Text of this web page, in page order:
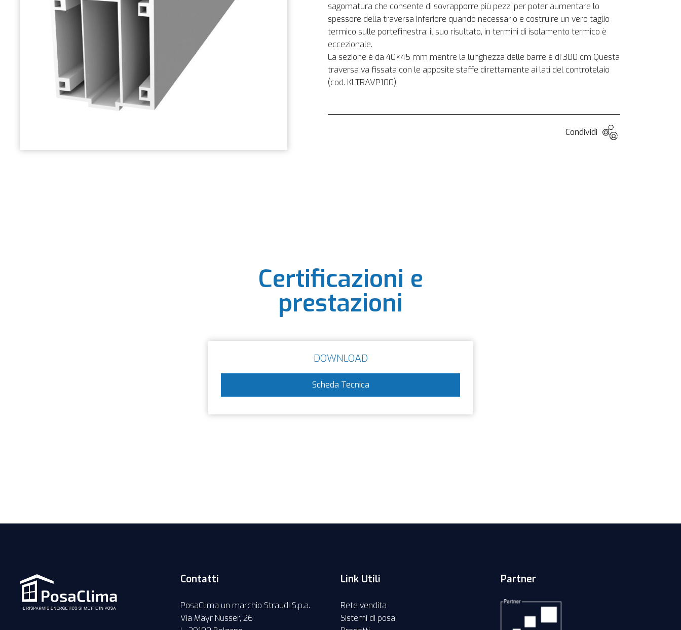
sagomatura che consente di sovrapporre più pezzi per poter aumentare lo
spessore della traversa inferiore quando necessario e costruire un vero taglio
termico sulle portefinestra: il suo risultato, in termini di isolamento termico è
eccezionale.
La sezione è da 40×45 mm mentre la lunghezza delle barre è di 300 cm Questa
traversa va fissata con le apposite staffe direttamente ai lati del controtelaio
(cod. KLTRAVP100).
Condividi
Certificazioni e
prestazioni
DOWNLOAD
Scheda Tecnica
Contatti
PosaClima un marchio Straudi S.p.a.
Via Mayr Nusser, 26
Link Utili
Rete vendita
Sistemi di posa
Partner